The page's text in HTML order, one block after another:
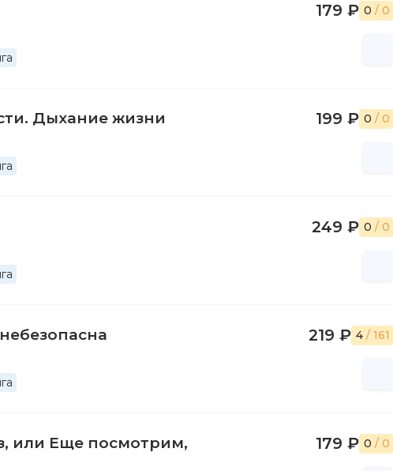
179 ₽ 0 / 0
Дыхание жизни 199 ₽ 0 / 0
249 ₽ 0 / 0
219 ₽ 4 / 161
или Еще посмотрим,
179 ₽ 0 / 0